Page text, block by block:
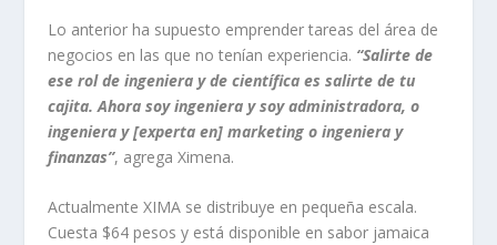
Lo anterior ha supuesto emprender tareas del área de
negocios en las que no tenían experiencia. “Salirte de
ese rol de ingeniera y de científica es salirte de tu
cajita. Ahora soy ingeniera y soy administradora, o
ingeniera y [experta en] marketing o ingeniera y
finanzas”, agrega Ximena.
Actualmente XIMA se distribuye en pequeña escala.
Cuesta $64 pesos y está disponible en sabor jamaica